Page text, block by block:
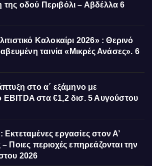
οδού Περιβόλι – Αβδέλλα 6
Καλοκαίρι 2026» : Θερινό
ταινία «Μικρές Ανάσες». 6
στο α΄ εξάμηνο με
στα €1,2 δισ. 5 Αυγούστου
εργασίες στον Α’
Ποιες περιοχές επηρεάζονται την
2026